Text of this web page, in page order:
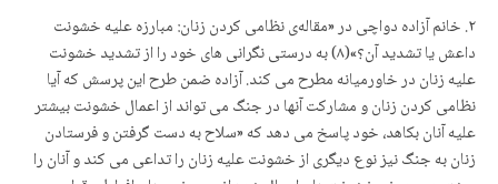
۲. خانم آزاده دواچی در «مقالەی نظامی کردن زنان: مبارزه علیه خشونت
داعش یا تشدید آن؟»(۸) به درستی نگرانی های خود را از تشدید خشونت
علیه زنان در خاورمیانە مطرح می کند. آزادە ضمن طرح این پرسش کە آیا
نظامی کردن زنان و مشارکت آنها در جنگ می تواند از اعمال خشونت بیشتر
علیه آنان بکاهد، خود پاسخ می دهد کە «سلاح به دست گرفتن و فرستادن
زنان به جنگ نیز نوع دیگری از خشونت علیه زنان را تداعی می کند و آنان را